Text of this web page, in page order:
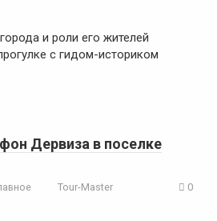
и роли его жителей
с гидом-историком
Дервиза в поселке
Tour-Master 0